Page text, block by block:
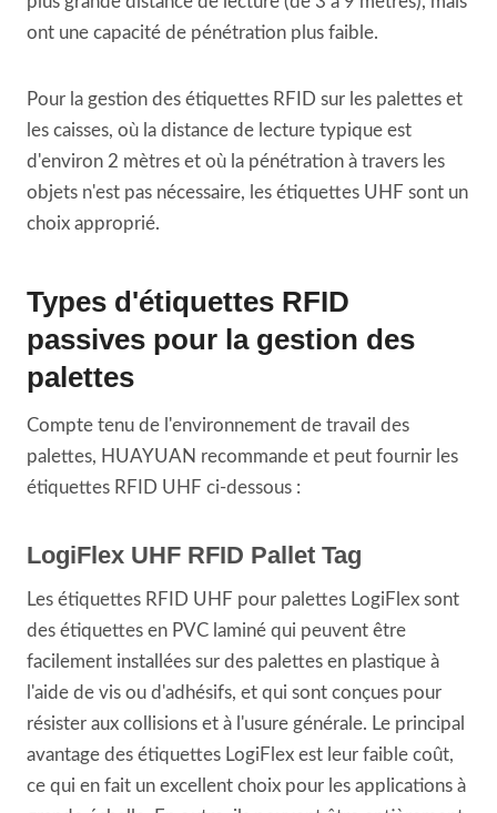
ont une capacité de pénétration plus faible.
Pour la gestion des étiquettes RFID sur les palettes et
les caisses, où la distance de lecture typique est
d'environ 2 mètres et où la pénétration à travers les
objets n'est pas nécessaire, les étiquettes UHF sont un
choix approprié.
Types d'étiquettes RFID
passives pour la gestion des
palettes
Compte tenu de l'environnement de travail des
palettes, HUAYUAN recommande et peut fournir les
étiquettes RFID UHF ci-dessous :
LogiFlex UHF RFID Pallet Tag
Les étiquettes RFID UHF pour palettes LogiFlex sont
des étiquettes en PVC laminé qui peuvent être
facilement installées sur des palettes en plastique à
l'aide de vis ou d'adhésifs, et qui sont conçues pour
résister aux collisions et à l'usure générale. Le principal
avantage des étiquettes LogiFlex est leur faible coût,
ce qui en fait un excellent choix pour les applications à